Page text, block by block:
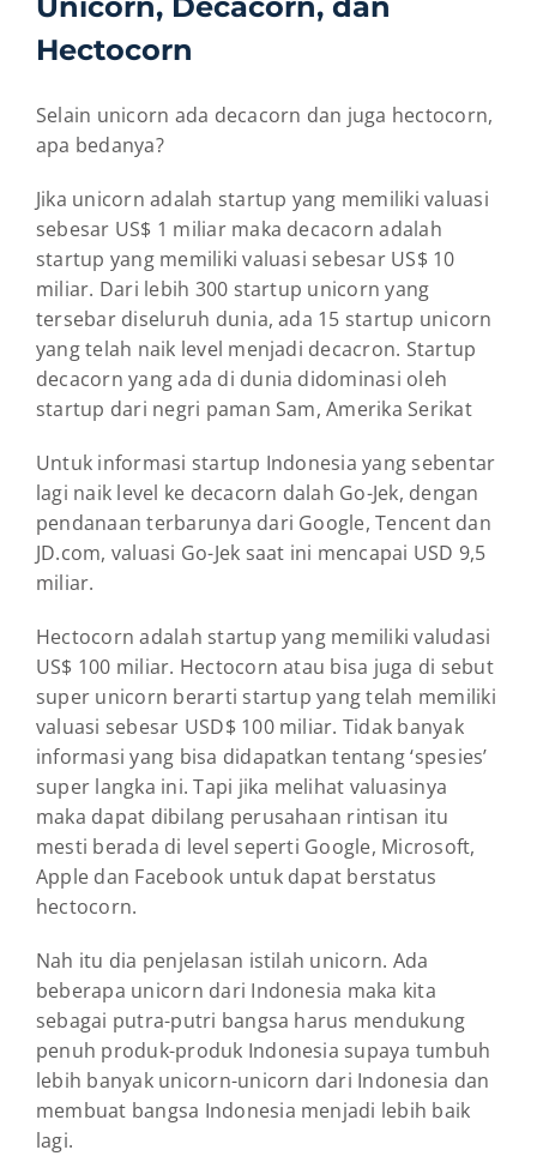
Hectocorn
Selain unicorn ada decacorn dan juga hectocorn,
apa bedanya?
Jika unicorn adalah startup yang memiliki valuasi
sebesar US$ 1 miliar maka decacorn adalah
startup yang memiliki valuasi sebesar US$ 10
miliar. Dari lebih 300 startup unicorn yang
tersebar diseluruh dunia, ada 15 startup unicorn
yang telah naik level menjadi decacron. Startup
decacorn yang ada di dunia didominasi oleh
startup dari negri paman Sam, Amerika Serikat
Untuk informasi startup Indonesia yang sebentar
lagi naik level ke decacorn dalah Go-Jek, dengan
pendanaan terbarunya dari Google, Tencent dan
JD.com, valuasi Go-Jek saat ini mencapai USD 9,5
miliar.
Hectocorn adalah startup yang memiliki valudasi
US$ 100 miliar. Hectocorn atau bisa juga di sebut
super unicorn berarti startup yang telah memiliki
valuasi sebesar USD$ 100 miliar. Tidak banyak
informasi yang bisa didapatkan tentang ‘spesies’
super langka ini. Tapi jika melihat valuasinya
maka dapat dibilang perusahaan rintisan itu
mesti berada di level seperti Google, Microsoft,
Apple dan Facebook untuk dapat berstatus
hectocorn.
Nah itu dia penjelasan istilah unicorn. Ada
beberapa unicorn dari Indonesia maka kita
sebagai putra-putri bangsa harus mendukung
penuh produk-produk Indonesia supaya tumbuh
lebih banyak unicorn-unicorn dari Indonesia dan
membuat bangsa Indonesia menjadi lebih baik
lagi.